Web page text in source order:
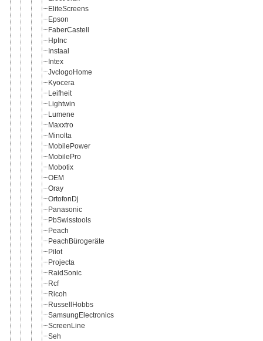
EliteScreens
Epson
FaberCastell
HpInc
Instaal
Intex
JvclogoHome
Kyocera
Leifheit
Lightwin
Lumene
Maxxtro
Minolta
MobilePower
MobilePro
Mobotix
OEM
Oray
OrtofonDj
Panasonic
PbSwisstools
Peach
PeachBürogeräte
Pilot
Projecta
RaidSonic
Rcf
Ricoh
RussellHobbs
SamsungElectronics
ScreenLine
Seh